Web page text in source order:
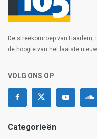
De streekomroep van
de hoogte van het laatste
VOLG ONS OP
Categorieën